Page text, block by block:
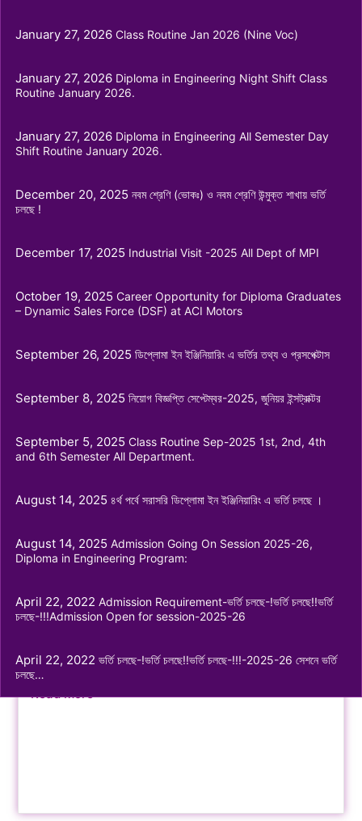
January 27, 2026 Class Routine Jan 2026 (Nine Voc)
January 27, 2026 Diploma in Engineering Night Shift Class
Routine January 2026.
January 27, 2026 Diploma in Engineering All Semester Day
Shift Routine January 2026.
December 20, 2025 নবম শ্রেণি (ভোকঃ) ও নবম শ্রেণি উন্মুক্ত শাখায় ভর্তি
চলছে !
December 17, 2025 Industrial Visit -2025 All Dept of MPI
October 19, 2025 Career Opportunity for Diploma Graduates
– Dynamic Sales Force (DSF) at ACI Motors
September 26, 2025 ডিপ্লোমা ইন ইঞ্জিনিয়ারিং এ ভর্তির তথ্য ও প্রসপেক্টাস
September 8, 2025 নিয়োগ বিজ্ঞপ্তি সেপ্টেম্বর-2025, জুনিয়র ইন্সট্রাক্টর
September 5, 2025 Class Routine Sep-2025 1st, 2nd, 4th
and 6th Semester All Department.
August 14, 2025 ৪র্থ পর্বে সরাসরি ডিপ্লোমা ইন ইঞ্জিনিয়ারিং এ ভর্তি চলছে ।
August 14, 2025 Admission Going On Session 2025-26,
Diploma in Engineering Program:
April 22, 2022 Admission Requirement-ভর্তি চলছে-!ভর্তি চলছে!!ভর্তি
চলছে-!!!Admission Open for session-2025-26
April 22, 2022 ভর্তি চলছে-!ভর্তি চলছে!!ভর্তি চলছে-!!!-2025-26 সেশনে ভর্তি
চলছে…
ডিপ্লোমা-ইন-ইঞ্জিনিয়ারিং শিক্ষাক্রমের (২০২২ প্রবিধান) পরীক্ষা-২০২৬ এর
July 14, 2026
Read More
DIPLOMA in ENGINEERING ADMISSION
INFORMATION FOR 2026-27
Read More
ক্লাস শুরু-২০২৬ এর নোটিশ নবম শ্রেণি ভোকেশনাল
Read More